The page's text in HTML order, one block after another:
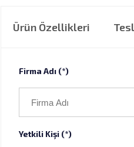
Ürün Özellikleri
Firma Adı (*)
Yetkili Kişi (*)